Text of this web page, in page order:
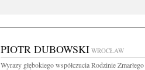
PIOTR DUBOWSKI WROCŁAW
Wyrazy głębokiego współczucia Rodzinie Zmarłego